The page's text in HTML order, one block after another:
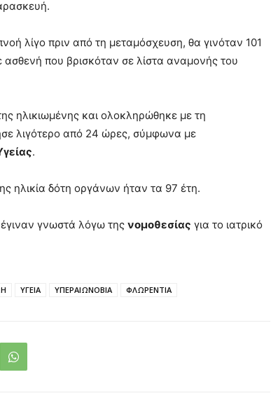
λίγο πριν από τη μεταμόσχευση, θα γινόταν 101
που βρισκόταν σε λίστα αναμονής του
ηλικιωμένης και ολοκληρώθηκε με τη
λιγότερο από 24 ώρες, σύμφωνα με
.
ηλικία δότη οργάνων ήταν τα 97 έτη.
γνωστά λόγω της νομοθεσίας για το ιατρικό
ΥΓΕΙΑ ΥΠΕΡΑΙΩΝΟΒΙΑ ΦΛΩΡΕΝΤΙΑ